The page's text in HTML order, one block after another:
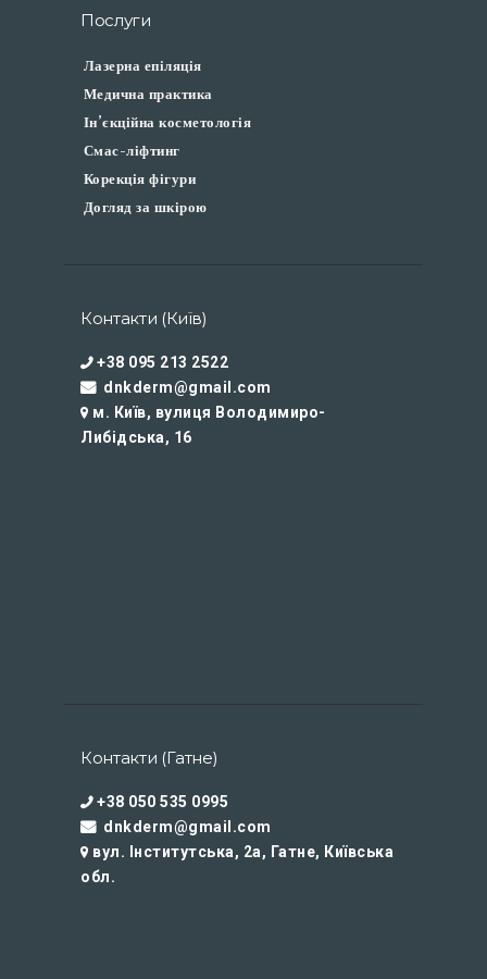
Послуги
Лазерна епіляція
Медична практика
Ін’єкційна косметологія
Смас-ліфтинг
Корекція фігури
Догляд за шкірою
Контакти (Київ)
+38 095 213 2522
dnkderm@gmail.com
м. Київ, вулиця Володимиро-
Либідська, 16
Контакти (Гатне)
+38 050 535 0995
dnkderm@gmail.com
вул. Інститутська, 2а, Гатне, Київська
обл.